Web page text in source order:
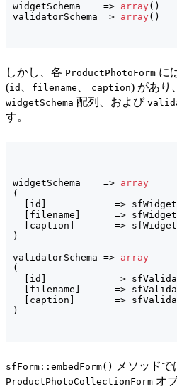
widgetSchema    => array( )
validatorSchema => array( )
しかし、各 ProductPhotoForm に
(id filename caption) があり
widgetSchema 配列、および
す。
widgetSchema    => array
(
id
=>
filename
=>
caption
)
validatorSchema => array
(
id
=>
filename
=>
caption
)
sfForm::embedForm() メソッドで
ProductPhotoCollectionForm オ